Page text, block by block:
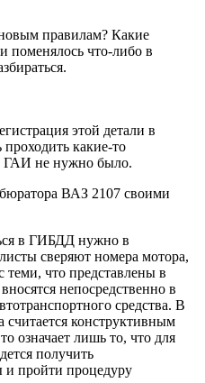
правилам? Какие
поменялось что-либо в
этой детали в
какие-то
ГАИ не нужно было.
ВАЗ 2107 своими
в ГИБДД нужно в
сверяют номера мотора,
теми, что представлены в
непосредственно в
средства. В
считается конструктивным
означает лишь то, что для
получить
и пройти процедуру